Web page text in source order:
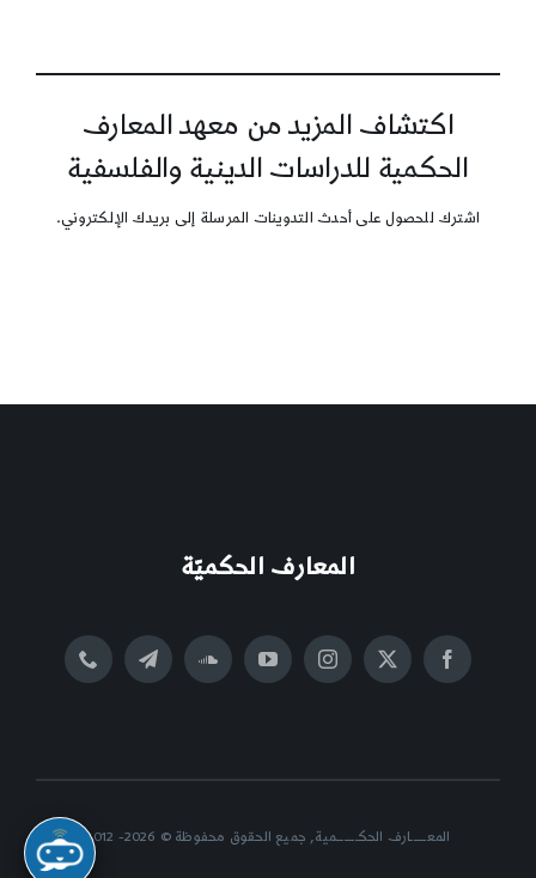
اكتشاف المزيد من معهد المعارف
الحكمية للدراسات الدينية والفلسفية
اشترك للحصول على أحدث التدوينات المرسلة إلى بريدك الإلكتروني.
المعارف الحكميّة
المعــــــارف الحكــــــــمية, جميع الحقوق محفوظة © 2026- 2012